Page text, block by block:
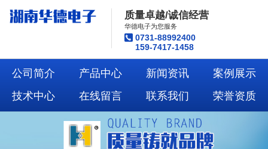
质量卓越/诚信经营
华德电子为您服务
0731-88992400
159-7417-1458
公司简介 产品中心 新闻资讯
案例展示
技术中心
在线留言 联系我们 荣誉资质